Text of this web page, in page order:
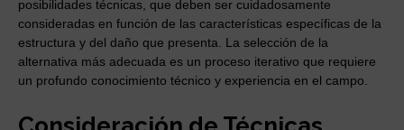
posibilidades técnicas, que deben ser cuidadosamente
consideradas en función de las características específicas de la
estructura y del daño que presenta. La selección de la
alternativa más adecuada es un proceso iterativo que requiere
un profundo conocimiento técnico y experiencia en el campo.